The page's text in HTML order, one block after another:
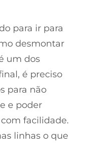
para ir para
desmontar
um dos
é preciso
para não
e poder
facilidade.
linhas o que